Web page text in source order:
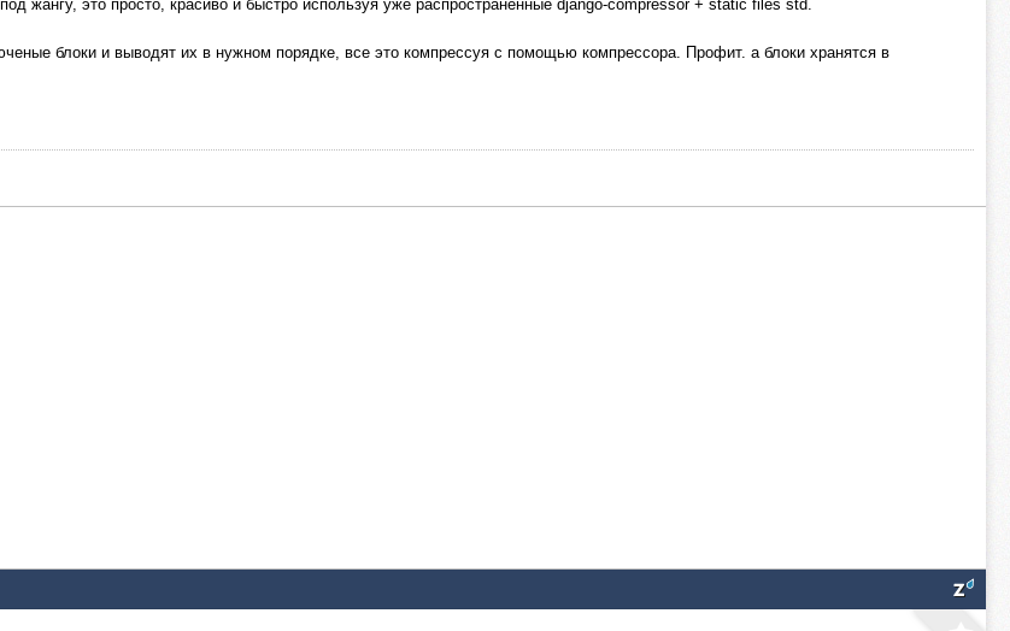
жангу, это просто, красиво и быстро используя уже распространенные django-compressor + static files std.
блоки и выводят их в нужном порядке, все это компрессуя с помощью компрессора. Профит. а блоки хранятся в